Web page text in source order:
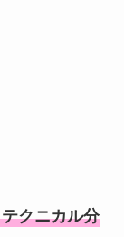
テクニカル分